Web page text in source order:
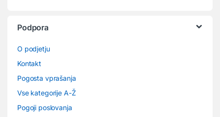
Podpora
O podjetju
Kontakt
Pogosta vprašanja
Vse kategorije A-Ž
Pogoji poslovanja